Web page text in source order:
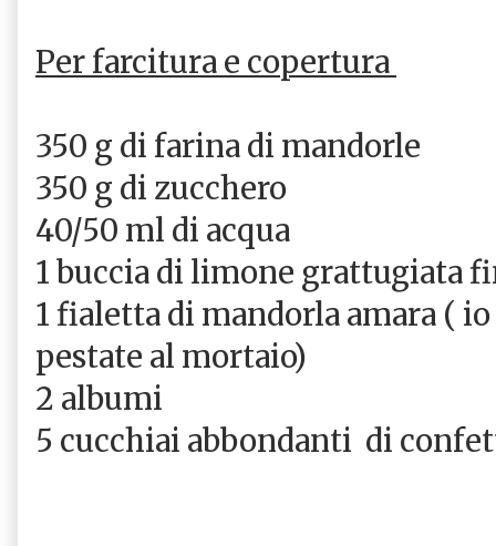
Per farcitura e copertura
350 g di farina di mandorle
350 g di zucchero
40/50 ml di acqua
1 buccia di limone grattugiata
1 fialetta di mandorla amara (
pestate al mortaio)
2 albumi
5 cucchiai abbondanti di